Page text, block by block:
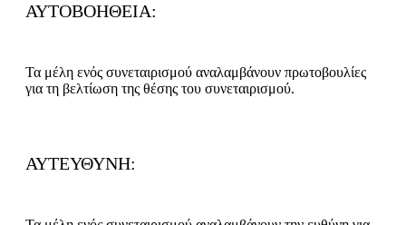
ΑΥΤΟΒΟΗΘΕΙΑ:
Τα μέλη ενός συνεταιρισμού αναλαμβάνουν πρωτοβουλίες
για τη βελτίωση της θέσης του συνεταιρισμού.
ΑΥΤΕΥΘΥΝΗ: